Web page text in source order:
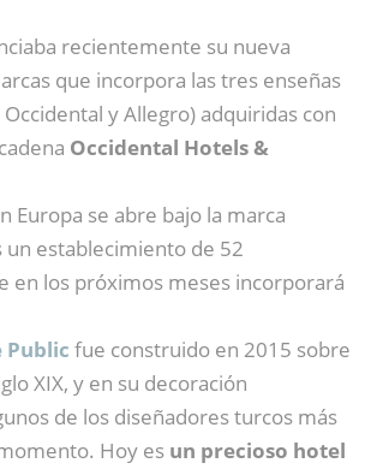
recientemente su nueva
que incorpora las tres enseñas
y Allegro) adquiridas con
Occidental Hotels &
Europa se abre bajo la marca
un establecimiento de 52
en los próximos meses incorporará
Public fue construido en 2015 sobre
XIX, y en su decoración
de los diseñadores turcos más
Hoy es un precioso hotel